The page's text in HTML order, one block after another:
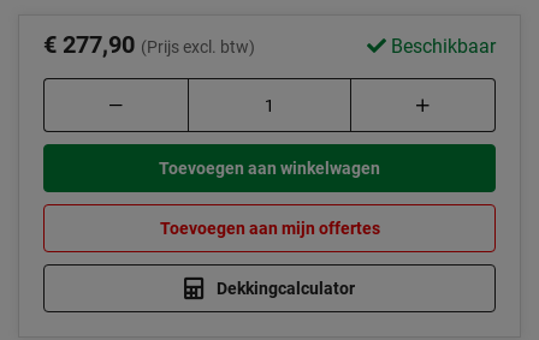
€ 277,90 (Prijs excl. btw) Beschikbaar
Toevoegen aan winkelwagen
Toevoegen aan mijn offertes
Dekkingcalculator